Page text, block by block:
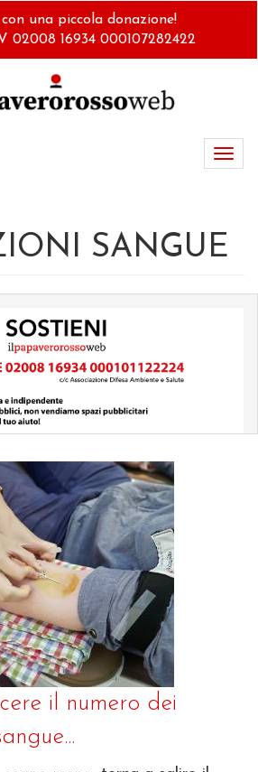
una piccola donazione!
02008 16934 000107282422
SANGUE
il numero dei